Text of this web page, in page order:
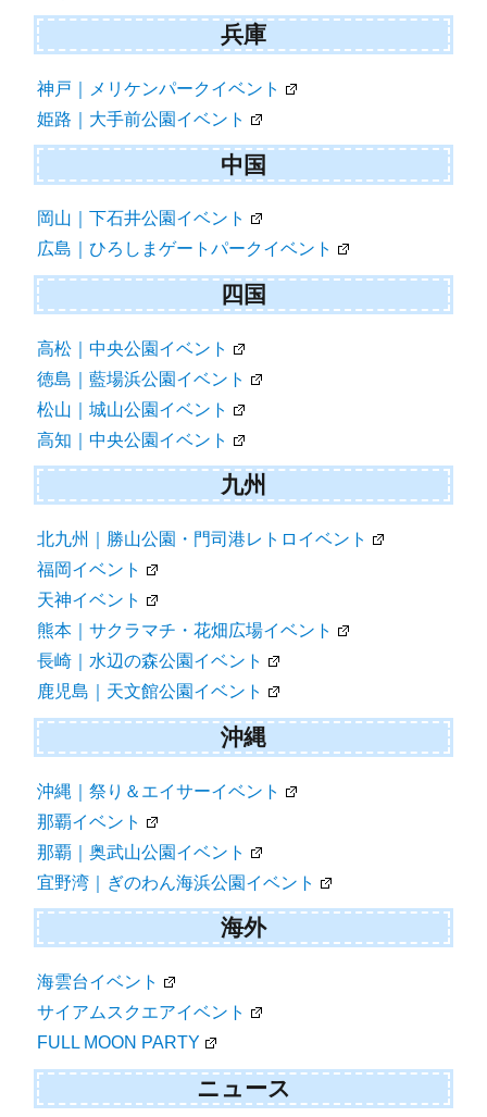
兵庫
神戸｜メリケンパークイベント
姫路｜大手前公園イベント
中国
岡山｜下石井公園イベント
広島｜ひろしまゲートパークイベント
四国
高松｜中央公園イベント
徳島｜藍場浜公園イベント
松山｜城山公園イベント
高知｜中央公園イベント
九州
北九州｜勝山公園・門司港レトロイベント
福岡イベント
天神イベント
熊本｜サクラマチ・花畑広場イベント
長崎｜水辺の森公園イベント
鹿児島｜天文館公園イベント
沖縄
沖縄｜祭り＆エイサーイベント
那覇イベント
那覇｜奥武山公園イベント
宜野湾｜ぎのわん海浜公園イベント
海外
海雲台イベント
サイアムスクエアイベント
FULL MOON PARTY
ニュース